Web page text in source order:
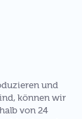
und
können wir
von 24